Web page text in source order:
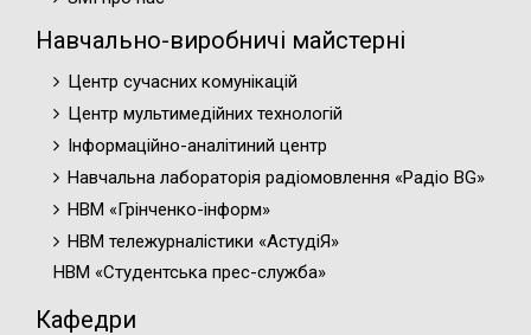
Навчально-виробничі майстерні
Центр сучасних комунікацій
Центр мультимедійних технологій
Інформаційно-аналітиний центр
Навчальна лабораторія радіомовлення «Радіо BG»
НВМ «Грінченко-інформ»
НВМ тележурналістики «АстудіЯ»
НВМ «Студентська прес-служба»
Кафедри